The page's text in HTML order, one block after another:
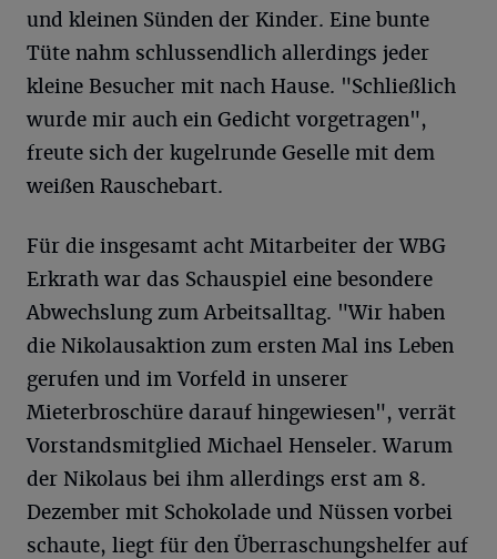
und kleinen Sünden der Kinder. Eine bunte
Tüte nahm schlussendlich allerdings jeder
kleine Besucher mit nach Hause. "Schließlich
wurde mir auch ein Gedicht vorgetragen",
freute sich der kugelrunde Geselle mit dem
weißen Rauschebart.
Für die insgesamt acht Mitarbeiter der WBG
Erkrath war das Schauspiel eine besondere
Abwechslung zum Arbeitsalltag. "Wir haben
die Nikolausaktion zum ersten Mal ins Leben
gerufen und im Vorfeld in unserer
Mieterbroschüre darauf hingewiesen", verrät
Vorstandsmitglied Michael Henseler. Warum
der Nikolaus bei ihm allerdings erst am 8.
Dezember mit Schokolade und Nüssen vorbei
schaute, liegt für den Überraschungshelfer auf